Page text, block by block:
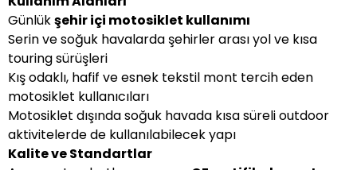
Günlükşehir içi motosiklet kullanımı
Serin ve soğuk havalarda şehirler arası yol ve kısa
touring sürüşleri
Kış odaklı, hafif ve esnek tekstil mont tercih eden
motosiklet kullanıcıları
Motosiklet dışında soğuk havada kısa süreli outdoor
aktivitelerde de kullanılabilecek yapı
Kalite ve Standartlar